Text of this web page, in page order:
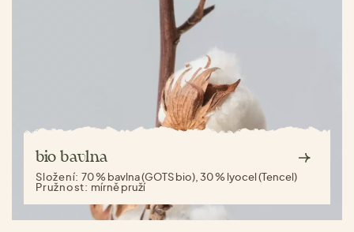
bio bavlna
Složení:70 % bavlna (GOTS bio), 30 % lyocel (Tencel)
Pružnost: mírně pruží